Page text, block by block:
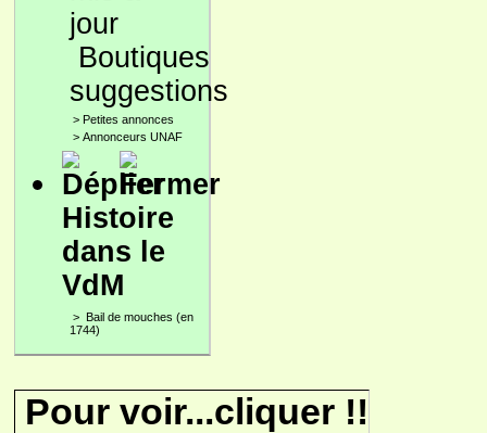
Boutiques
suggestions
> Petites annonces
> Annonceurs UNAF
Histoire
dans le
VdM
> Bail de mouches (en
1744)
Pour voir...cliquer !!